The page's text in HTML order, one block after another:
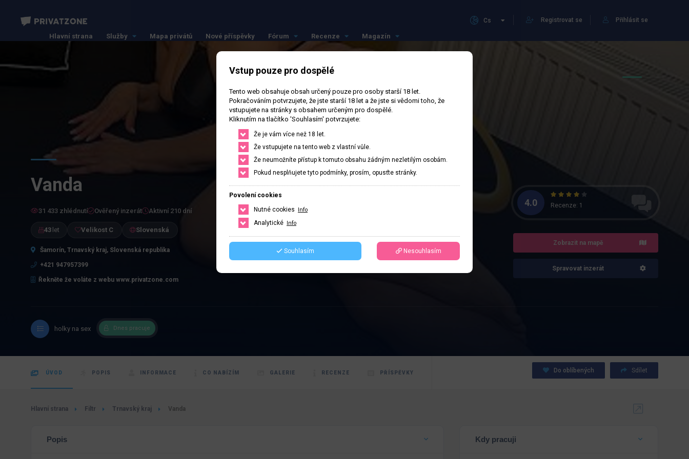
Přihlásit se
Registrovat se
Cs
Hlavní strana Služby Mapa privátů Nové příspěvky Fórum Recenze Magazín
Vanda
31 433 zhlédnutí Ověřený inzerát Aktivní 210 dní
43 let Velikost C Slovenská
Šamorín, Trnavský kraj, Slovenská republika
+421 947957399
Řekněte že voláte z webu www.privatzone.com
4.0 Recenze: 1
Zobrazit na mapě
Spravovat inzerát
holky na sex Dnes pracuje
ÚVOD POPIS INFORMACE CO NABÍZÍM GALERIE RECENZE PŘÍSPĚVKY Do oblíbených Sdílet
Hlavní strana Filtr Trnavský kraj Vanda
Popis Kdy pracuji
Vstup pouze pro dospělé
Tento web obsahuje obsah určený pouze pro osoby starší 18 let.
Pokračováním potvrzujete, že jste starší 18 let a že jste si vědomi toho, že
vstupujete na stránky s obsahem určeným pro dospělé.
Kliknutím na tlačítko 'Souhlasím' potvrzujete:
Že je vám více než 18 let.
Že vstupujete na tento web z vlastní vůle.
Že neumožníte přístup k tomuto obsahu žádným nezletilým osobám.
Pokud nesplňujete tyto podmínky, prosím, opusťte stránky.
Povolení cookies
Nutné cookies
Info
Analytické Info
Souhlasím Nesouhlasím